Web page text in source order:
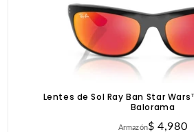
Lentes de Sol Ray Ban Star
Balorama
ArmazónPrecio
$ 4,980